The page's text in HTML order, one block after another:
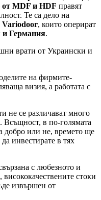
MDF и HDF правят
Те са дело на
Variodoor, които оперират
Германия.
врати от Украински и
на фирмите-
визия, а работата с
не се различават много
Всъщност, в по-голямата
добро или не, времето ще
инвестирате в тях
с любезното и
стоки
извършен от